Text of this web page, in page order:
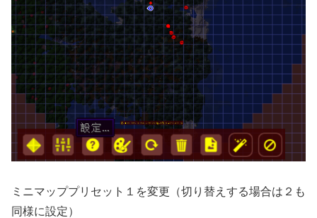
ミニマッププリセット１を変更（切り替えする場合は２も
同様に設定）